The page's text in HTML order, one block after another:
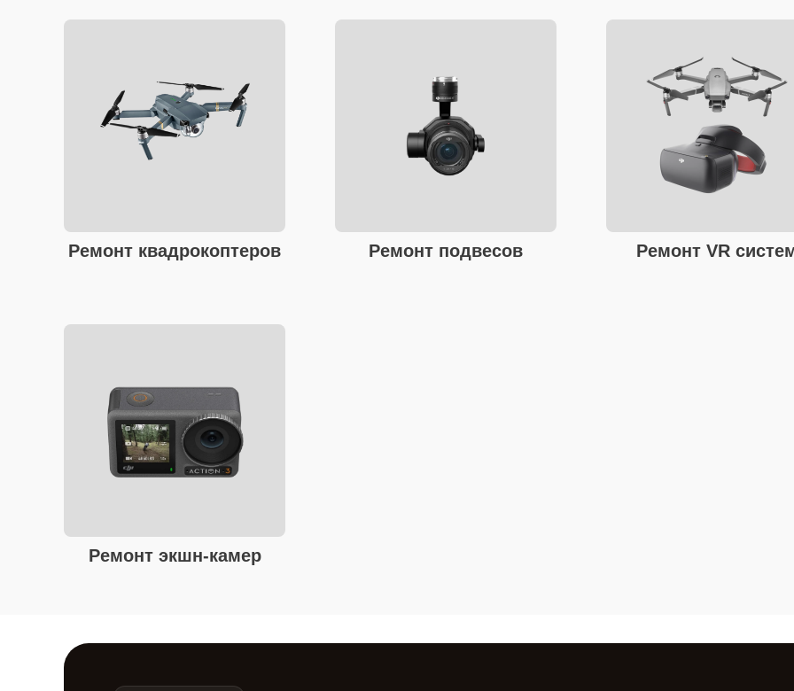
Ремонт квадрокоптеров Ремонт подвесов Ремонт VR
Ремонт экшн-камер